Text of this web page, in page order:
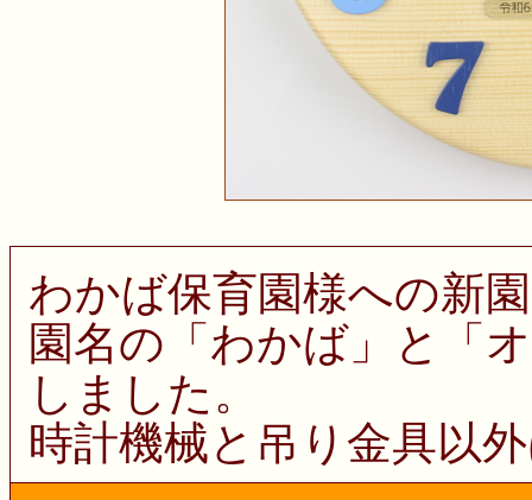
わかば保育園様への新
園名の「わかば」と「
しました。
時計機械と吊り金具以